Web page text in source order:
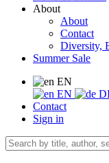
About
About
Contact
Diversity,
Summer Sale
EN
EN
Contact
Sign in